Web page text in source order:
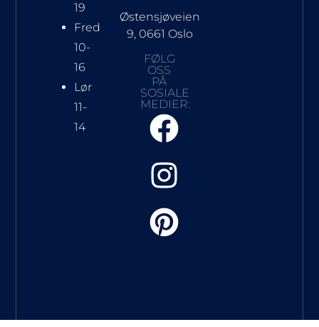
19
Fred
10-
16
Lør
11-
14
Østensjøveien
9, 0661 Oslo
FØLG
OSS
PÅ
SOSIALE
MEDIER: